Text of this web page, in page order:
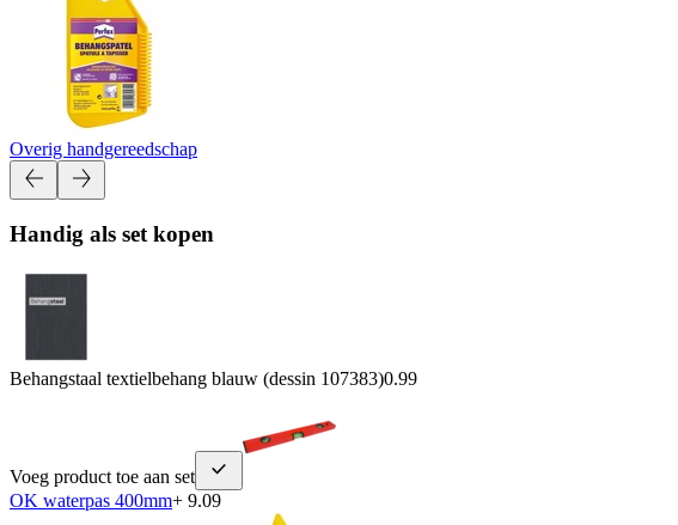
Overig handgereedschap
Handig als set kopen
Behangstaal textielbehang blauw (dessin 107383)0.99
Voeg product toe aan set
OK waterpas 400mm+ 9.09